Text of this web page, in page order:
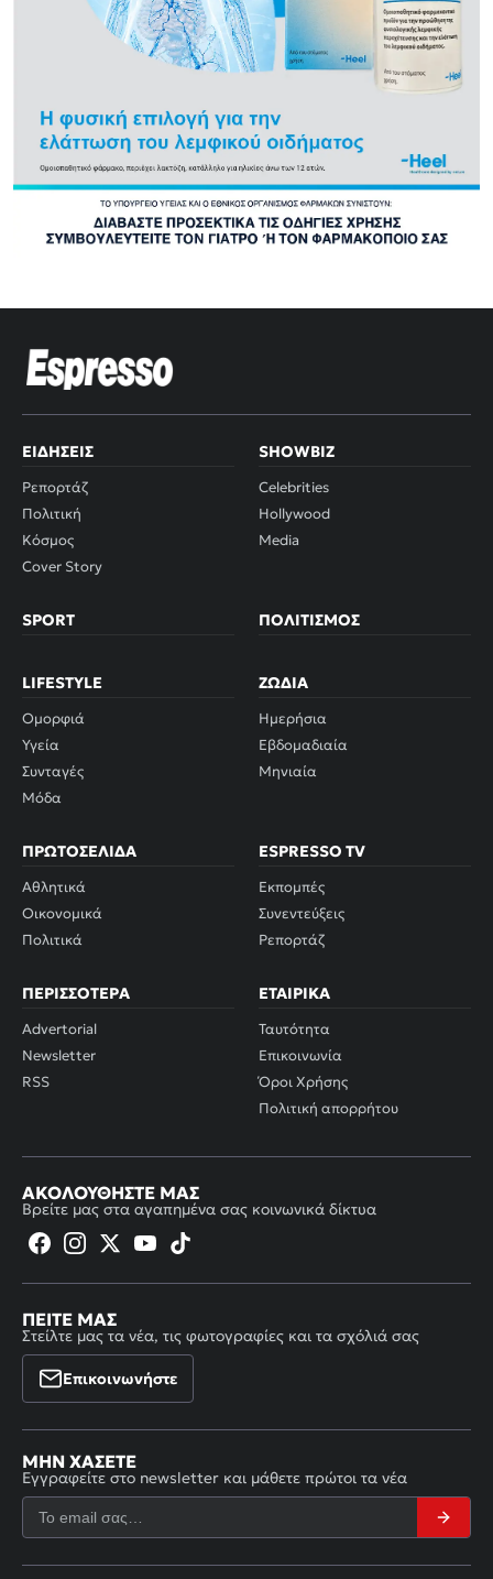
ΕΙΔΉΣΕΙΣ
Ρεπορτάζ
Πολιτική
Κόσμος
Cover Story
SHOWBIZ
Celebrities
Hollywood
Media
SPORT ΠΟΛΙΤΙΣΜΌΣ
LIFESTYLE
Ομορφιά
Υγεία
Συνταγές
Μόδα
ΖΏΔΙΑ
Ημερήσια
Εβδομαδιαία
Μηνιαία
ΠΡΩΤΟΣΈΛΙΔΑ
Αθλητικά
Οικονομικά
Πολιτικά
ESPRESSO TV
Εκπομπές
Συνεντεύξεις
Ρεπορτάζ
ΠΕΡΙΣΣΌΤΕΡΑ
Advertorial
Newsletter
RSS
ΕΤΑΙΡΙΚΆ
Ταυτότητα
Επικοινωνία
Όροι Χρήσης
Πολιτική απορρήτου
ΑΚΟΛΟΥΘΉΣΤΕ ΜΑΣ
Βρείτε μας στα αγαπημένα σας κοινωνικά δίκτυα
ΠΕΊΤΕ ΜΑΣ
Στείλτε μας τα νέα, τις φωτογραφίες και τα σχόλιά σας
Επικοινωνήστε
ΜΗΝ ΧΆΣΕΤΕ
Εγγραφείτε στο newsletter και μάθετε πρώτοι τα νέα